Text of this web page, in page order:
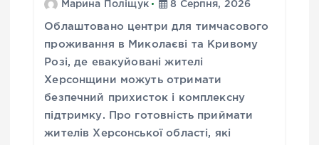
Марина Поліщук 8 Серпня, 2026
Облаштовано центри для тимчасового
проживання в Миколаєві та Кривому
Розі, де евакуйовані жителі
Херсонщини можуть отримати
безпечний прихисток і комплексну
підтримку. Про готовність приймати
жителів Херсонської області, які